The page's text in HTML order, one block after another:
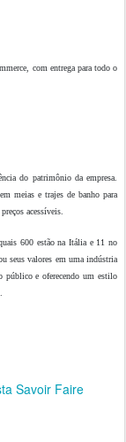
com entrega para todo o
do patrimônio da empresa.
meias e trajes de banho para
acessíveis.
600 estão na Itália e 11 no
seus valores em uma indústria
público e oferecendo um estilo
Savoir Faire